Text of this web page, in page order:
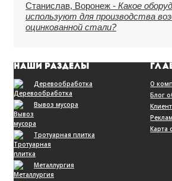
Станислав, Воронеж - Какое
используют для производства
оцинкованной стали?
НАШИ РАЗДЕЛЫ
Деревообработка
Вывоз мусора
Тротуарная плитка
Металлургия
О
Блог
Карта